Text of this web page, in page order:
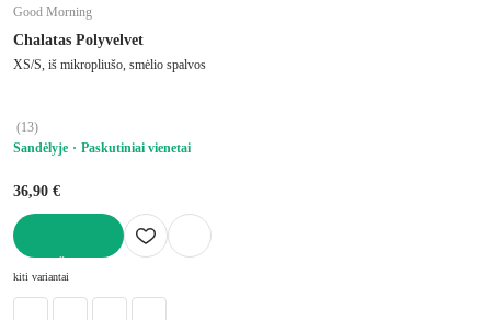
Good Morning
Chalatas Polyvelvet
XS/S, iš mikropliušo, smėlio spalvos
(13)
Sandėlyje
Paskutiniai vienetai
36,90 €
kiti variantai